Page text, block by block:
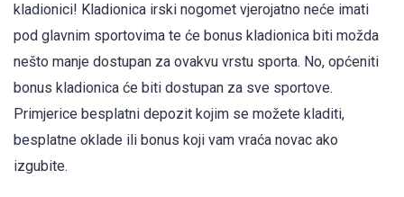
kladionici! Kladionica irski nogomet vjerojatno neće imati
pod glavnim sportovima te će bonus kladionica biti možda
nešto manje dostupan za ovakvu vrstu sporta. No, općeniti
bonus kladionica će biti dostupan za sve sportove.
Primjerice besplatni depozit kojim se možete kladiti,
besplatne oklade ili bonus koji vam vraća novac ako
izgubite.